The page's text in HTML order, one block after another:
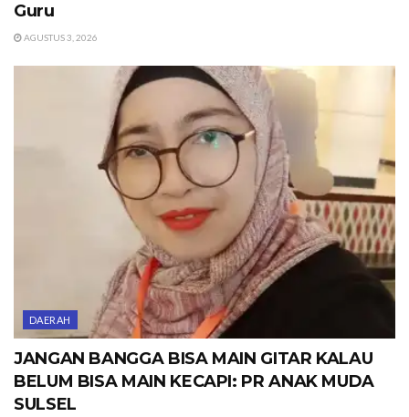
Guru
AGUSTUS 3, 2026
DAERAH
JANGAN BANGGA BISA MAIN GITAR KALAU
BELUM BISA MAIN KECAPI: PR ANAK MUDA
SULSEL